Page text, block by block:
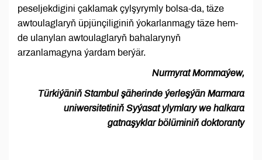
peseljekdigini çaklamak çylşyrymly bolsa-da, täze
awtoulaglaryň üpjünçiliginiň ýokarlanmagy täze hem-
de ulanylan awtoulaglaryň bahalarynyň
arzanlamagyna ýardam berýär.
Nurmyrat Mommaýew,
Türkiýäniň Stambul şäherinde ýerleşýän Marmara
uniwersitetiniň Syýasat ylymlary we halkara
gatnaşyklar bölüminiň doktoranty